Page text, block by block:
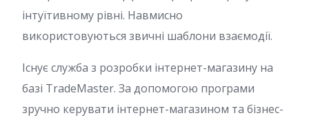
інтуїтивному рівні. Навмисно
використовуються звичні шаблони взаємодії.
Існує служба з розробки інтернет-магазину на
базі TradeMaster. За допомогою програми
зручно керувати інтернет-магазином та бізнес-